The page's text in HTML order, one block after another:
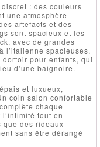
: des couleurs
une atmosphère
artefacts et des
sont spacieux et les
avec de grandes
l’italienne spacieuses.
pour enfants, qui
d’une baignoire.
et luxueux,
coin salon confortable
chaque
tout en
des rideaux
sans être dérangé